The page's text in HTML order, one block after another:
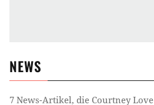
NEWS
7 News-Artikel, die Courtney Love